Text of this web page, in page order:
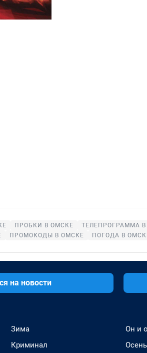
ПРОБКИ В ОМСКЕ ТЕЛЕПРОГРАММА
ПРОМОКОДЫ В ОМСКЕ ПОГОДА В
на новости
Зима
Криминал
Он и
Осень